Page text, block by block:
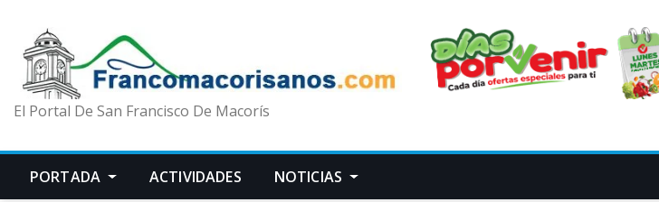
El Portal De San Francisco De Macorís
PORTADA ACTIVIDADES NOTICIAS